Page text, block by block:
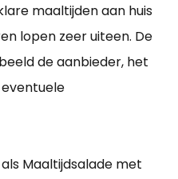
maaltijden aan huis
lopen zeer uiteen. De
de aanbieder, het
Maaltijdsalade met